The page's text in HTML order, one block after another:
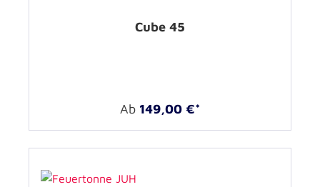
Cube 45
Ab 149,00 €*